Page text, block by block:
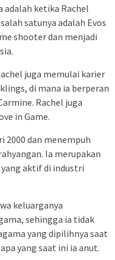
adalah ketika Rachel
satunya adalah Evos
shooter dan menjadi
juga memulai karier
di mana ia berperan
Rachel juga
in Game.
2000 dan menempuh
Ia merupakan
aktif di industri
keluarganya
sehingga ia tidak
yang dipilihnya saat
yang saat ini ia anut.